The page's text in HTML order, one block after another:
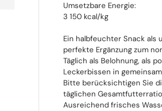
Umsetzbare Energie:
3 150 kcal/kg
Ein halbfeuchter Snack als
perfekte Ergänzung zum
Täglich als Belohnung, als
Leckerbissen in
Bitte berücksichtigen Sie
täglichen
Ausreichend frisches